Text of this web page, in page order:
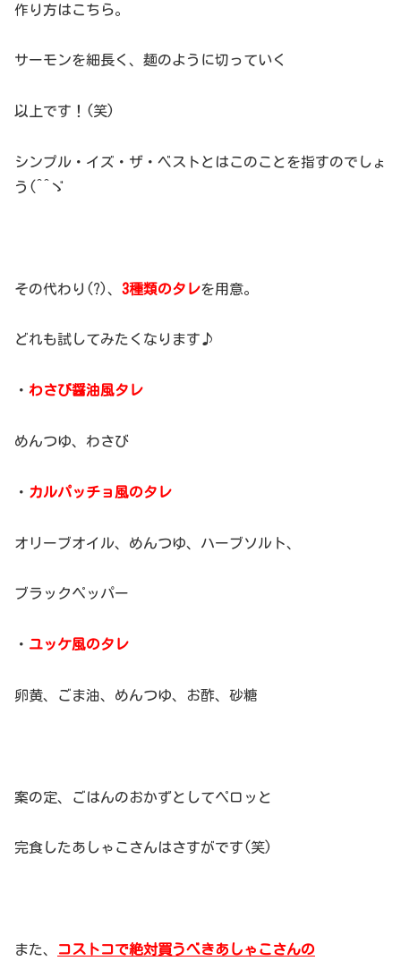
作り方はこちら。
サーモンを細長く、麺のように切っていく
以上です！(笑)
シンプル・イズ・ザ・ベストとはこのことを指すのでしょ
う(^^ゞ
その代わり(?)、 3種類のタレを用意。
どれも試してみたくなります♪
・ わさび醤油風タレ
めんつゆ、わさび
・ カルパッチョ風のタレ
オリーブオイル、めんつゆ、ハーブソルト、
ブラックペッパー
・ ユッケ風のタレ
卵黄、ごま油、めんつゆ、お酢、砂糖
案の定、ごはんのおかずとしてペロッと
完食したあしゃこさんはさすがです(笑)
また、 コストコで絶対買うべきあしゃこさんの